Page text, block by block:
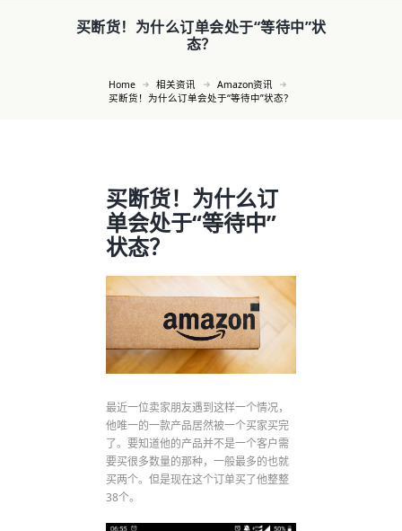
买断货！为什么订单会处于“等待中”状
态？
Home 相关资讯
Amazon资讯
买断货！为什么订单会处于“等待中”状态？
买断货！为什么订
单会处于“等待中”
状态？
最近一位卖家朋友遇到这样一个情况，
他唯一的一款产品居然被一个买家买完
了。要知道他的产品并不是一个客户需
要买很多数量的那种，一般最多的也就
买两个。但是现在这个订单买了他整整
38个。